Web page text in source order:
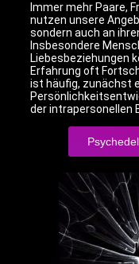
Immer mehr Paare,
nutzen unsere
sondern auch an
Insbesondere
Liebesbeziehungen
Erfahrung oft
ist häufig, zunächst
der intrapersonellen